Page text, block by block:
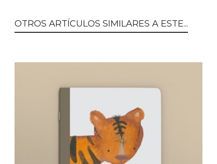
OTROS ARTÍCULOS SIMILARES A ESTE...